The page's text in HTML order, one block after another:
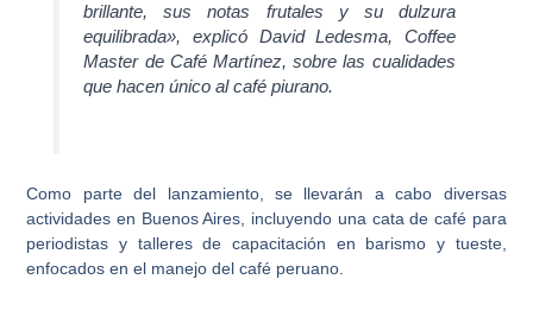
brillante, sus notas frutales y su dulzura
equilibrada», explicó David Ledesma, Coffee
Master de Café Martínez, sobre las cualidades
que hacen único al café piurano.
Como parte del lanzamiento, se llevarán a cabo diversas
actividades en Buenos Aires, incluyendo una cata de café para
periodistas y talleres de capacitación en barismo y tueste,
enfocados en el manejo del café peruano.